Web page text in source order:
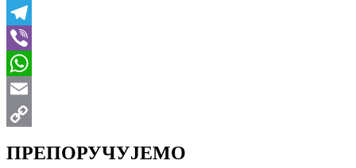
VK
Telegram
Viber
WhatsApp
Email
ПРЕПОРУЧУЈЕМО